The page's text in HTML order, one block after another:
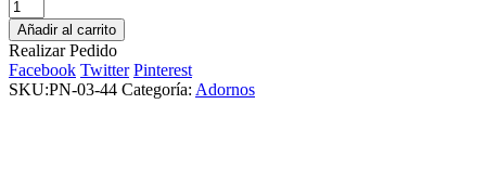
Manzana
Decorativa
cantidad
Añadir al carrito
Realizar Pedido
Facebook Twitter Pinterest
SKU:PN-03-44 Categoría: Adornos